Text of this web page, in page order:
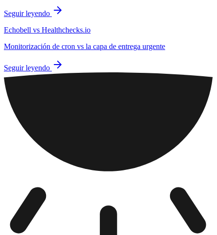
Seguir leyendo
Echobell vs Healthchecks.io
Monitorización de cron vs la capa de entrega urgente
Seguir leyendo